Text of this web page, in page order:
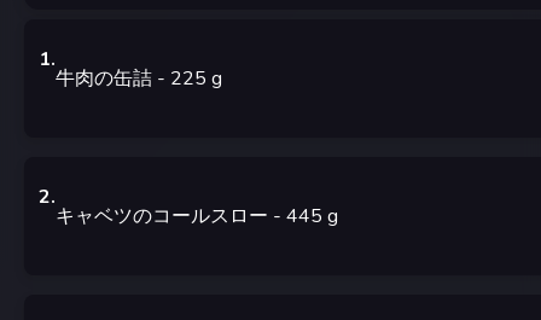
1.
牛肉の缶詰 - 225 g
2.
キャベツのコールスロー - 445 g